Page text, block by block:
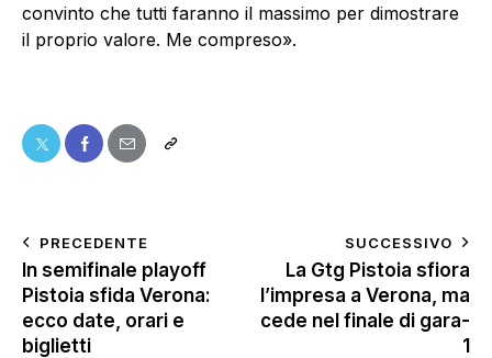
convinto che tutti faranno il massimo per dimostrare
il proprio valore. Me compreso».
PRECEDENTE
In semifinale playoff
Pistoia sfida Verona:
ecco date, orari e
biglietti
SUCCESSIVO
La Gtg Pistoia sfiora
l’impresa a Verona, ma
cede nel finale di gara-
1